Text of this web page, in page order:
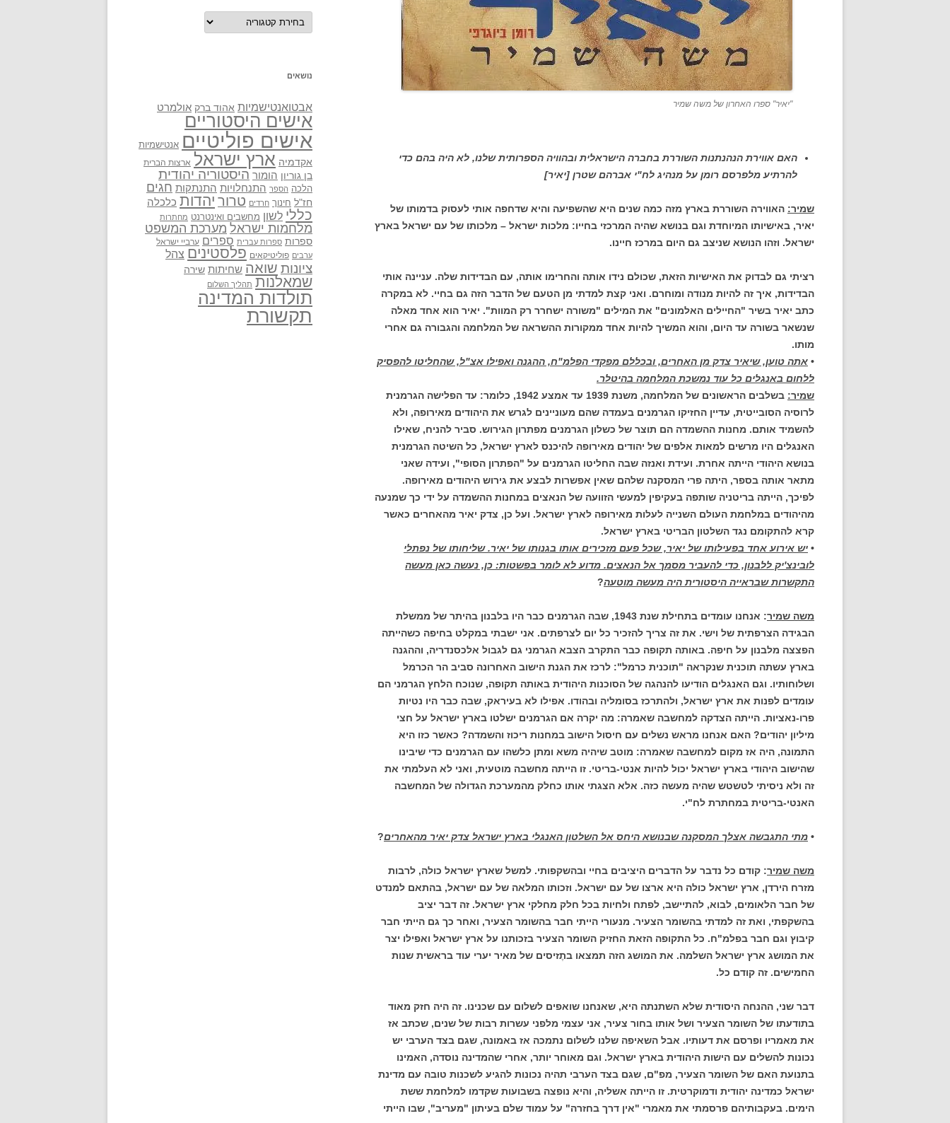
"יאיר" ספרו האחרון של משה שמיר
האם אווירת הנהנתנות השוררת בחברה הישראלית ובהוויה הספרותית שלנו, לא היה בהם כדי
להרתיע מלפרסם רומן על מנהיג לח"י אברהם שטרן [יאיר]
שמיר: האווירה השוררת בארץ מזה כמה שנים היא שהשפיעה והיא שדחפה אותי לעסוק בדמותו של
יאיר, באישיותו המיוחדת וגם בנושא שהיה המרכזי בחייו: מלכות ישראל – מלכותו של עם ישראל בארץ
ישראל. וזהו הנושא שניצב גם היום במרכז חיינו.
רציתי גם לבדוק את האישיות הזאת, שכולם נידו אותה והחרימו אותה, עם הבדידות שלה. עניינה אותי
הבדידות, איך זה להיות מנודה ומוחרם. ואני קצת למדתי מן הטעם של הדבר הזה גם בחיי. לא במקרה
כתב יאיר בשיר "החיילים האלמונים" את המילים "משורה ישחרר רק המוות". יאיר הוא אחד מאלה
שנשאר בשורה עד היום, והוא המשיך להיות אחד ממקורות ההשראה של המלחמה והגבורה גם אחרי
מותו.
• אתה טוען, שיאיר צדק מן האחרים, ובכללם מפקדי הפלמ"ח, ההגנה ואפילו אצ"ל, שהחליטו להפסיק
ללחום באנגלים כל עוד נמשכת המלחמה בהיטלר.
שמיר:
בשלבים הראשונים של המלחמה, משנת 1939 עד אמצע 1942, כלומר: עד הפלישה הגרמנית
לרוסיה הסובייטית, עדיין החזיקו הגרמנים בעמדה שהם מעוניינים לגרש את היהודים מאירופה, ולא
להשמיד אותם. מחנות ההשמדה הם תוצר של כשלון הגרמנים מפתרון הגירוש. סביר להניח, שאילו
האנגלים היו מרשים למאות אלפים של יהודים מאירופה להיכנס לארץ ישראל, כל השיטה הגרמנית
בנושא היהודי הייתה אחרת. ועידת ואנזה שבה החליטו הגרמנים על "הפתרון הסופי", ועידה שאני
מתאר אותה בספר, היתה פרי המסקנה שלהם שאין אפשרות לבצע את גירוש היהודים מאירופה.
לפיכך, הייתה בריטניה שותפה בעקיפין למעשי הזוועה של הנאצים במחנות ההשמדה על ידי כך שמנעה
מהיהודים במלחמת העולם השנייה לעלות מאירופה לארץ ישראל. ועל כן, צדק יאיר מהאחרים כאשר
קרא להתקומם נגד השלטון הבריטי בארץ ישראל.
• יש אירוע אחד בפעילותו של יאיר, שכל פעם מזכירים אותו בגנותו של יאיר. שליחותו של נפתלי
לובינצ'יק ללבנון, כדי להעביר מסמך אל הנאצים. מדוע לא לומר בפשטות: כן, נעשה כאן מעשה
התקשרות שבראייה היסטורית היה מעשה מוטעה?
משה שמיר: אנחנו עומדים בתחילת שנת 1943, שבה ה
גרמנים כבר היו בלבנון בהיתר של ממשלת
הבגידה הצרפתית של וישי. את זה צריך להזכיר כל יום לצרפתים. אני ישבתי במקלט בחיפה כשהייתה
הפצצה מלבנון על חיפה. באותה תקופה כבר התקרב הצבא הגרמני גם לגבול אלכסנדריה, וההגנה
בארץ עשתה תוכנית שנקראה "תוכנית כרמל": לרכז את הגנת הישוב האחרונה סביב הר הכרמל
ושלוחותיו. וגם האנגלים הודיעו להנהגה של הסוכנות היהודית באותה תקופה, שנוכח הלחץ הגרמני הם
עומדים לפנות את ארץ ישראל, ולהתרכז בסומליה ובהודו. אפילו לא בעיראק, שבה כבר היו נטיות
פרו-נאציות. הייתה הצדקה למחשבה שאמרה: מה יקרה אם הגרמנים ישלטו בארץ ישראל על חצי
מיליון יהודים? האם אנחנו מראש נשלים עם חיסול הישוב במחנות ריכוז והשמדה? כאשר כזו היא
התמונה, היה אז מקום למחשבה שאמרה: מוטב שיהיה משא ומתן כלשהו עם הגרמנים כדי שיבינו
שהישוב היהודי בארץ ישראל יכול להיות אנטי-בריטי. זו הייתה מחשבה מוטעית, ואני לא העלמתי את
זה ולא ניסיתי לטשטש שהיה מעשה כזה. אלא הצגתי אותו כחלק מהמערכת הגדולה של המחשבה
האנטי-בריטית במחתרת לח"י.
• מתי התגבשה אצלך המסקנה שבנושא היחס אל השלטון האנגלי בארץ ישראל צדק יאיר מהאחרים?
משה שמיר: קודם כל נדבר על הדברים היציבים בחיי ובהשקפותי. למשל שארץ ישראל כולה, לרבות
מזרח הירדן, ארץ ישראל כולה היא ארצו של עם ישראל. וזכותו המלאה של עם ישראל, בהתאם למנדט
של חבר הלאומים, לבוא, להתיישב, לפתח ולחיות בכל חלק מחלקי ארץ ישראל. זה דבר יציב
בהשקפתי, ואת זה למדתי בהשומר הצעיר. מנעורי הייתי חבר בהשומר הצעיר, ואחר כך גם הייתי חבר
קיבוץ וגם חבר בפלמ"ח. כל התקופה הזאת החזיק השומר הצעיר בזכותנו על ארץ ישראל ואפילו יצר
את המושג ארץ ישראל השלמה. את המושג הזה תמצאו בתֶזיסים של מאיר יערי עוד בראשית שנות
החמישים. זה קודם כל.
דבר שני, ההנחה היסודית שלא השתנתה היא, שאנחנו שואפים לשלום עם שכנינו. זה היה חזק מאוד
בתודעתו של השומר הצעיר ושל אותו בחור צעיר, אני עצמי מלפני עשרות רבות של שנים, שכתב אז
את מאמריו ופרסם את דעותיו. אבל השאיפה שלנו לשלום נתמכה אז באמונה, שגם בצד הערבי יש
נכונות להשלים עם הישות היהודית בארץ ישראל. וגם מאוחר יותר, אחרי שהמדינה נוסדה, האמינו
בתנועת האם של השומר הצעיר, מפ"ם, שגם בצד הערבי תהיה נכונות להגיע לשכנות טובה עם מדינת
ישראל כמדינה יהודית ודמוקרטית. זו הייתה אשליה, והיא נופצה בשבועות שקדמו למלחמת ששת
הימים. בעקבותיהם פרסמתי את מאמרי "אין דרך בחזרה" על עמוד שלם בעיתון "מעריב", שבו הייתי
נושאים
נושאים
אבטואנטישמיות אהוד ברק אולמרט
אישים היסטוריים
אישים פוליטיים אנטישמיות
אקדמיה ארץ ישראל ארצות הברית
בן גוריון הומור היסטוריה יהודית
הלכה הספר התנחלויות התנתקות חגים
חז"ל חינוך חרדים טרור יהדות כלכלה
כללי לשון מחשבים ואינטרנט מחתרות
מלחמות ישראל מערכת המשפט
ספרות ספרות עברית ספרים ערביי ישראל
ערבים פוליטיקאים פלסטינים צהל
ציונות שואה שחיתות שירה
שמאלנות תהליך השלום
תולדות המדינה
תקשורת